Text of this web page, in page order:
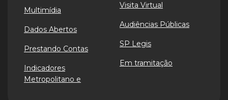
Multimídia
Dados Abertos
Prestando Contas
Indicadores
Metropolitano e
Visita Virtual
Audiências Públicas
SP Legis
Em tramitação